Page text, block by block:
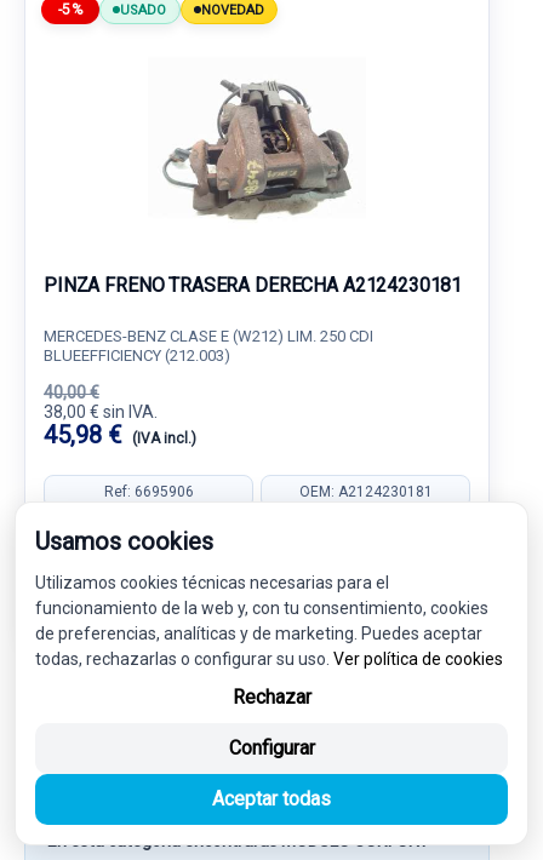
-5% USADO NOVEDAD
PINZA FRENO TRASERA DERECHA A2124230181
MERCEDES-BENZ CLASE E (W212) LIM. 250 CDI
BLUEEFFICIENCY (212.003)
40,00 €
38,00 € sin IVA.
45,98 € (IVA incl.)
Ref: 6695906 OEM: A2124230181
Envío 24-48h
Más información sobre MODULO
CONFORT A2129004314
Usamos cookies
Utilizamos cookies técnicas necesarias para el
funcionamiento de la web y, con tu consentimiento, cookies
de preferencias, analíticas y de marketing. Puedes aceptar
todas, rechazarlas o configurar su uso. Ver política de cookies
Rechazar
Configurar
Aceptar todas